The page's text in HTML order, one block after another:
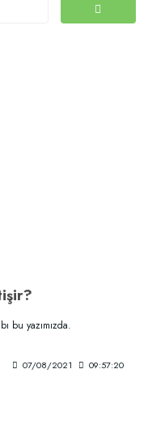
bu yazımızda.
07/08/2021 09:57:20